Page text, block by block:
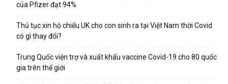
của Pfizer đạt 94%
Thủ tục xin hộ chiếu UK cho con sinh ra tại Việt Nam thời Covid
có gì thay đổi?
Trung Quốc viện trợ và xuất khẩu vaccine Covid-19 cho 80 quốc
gia trên thế giới